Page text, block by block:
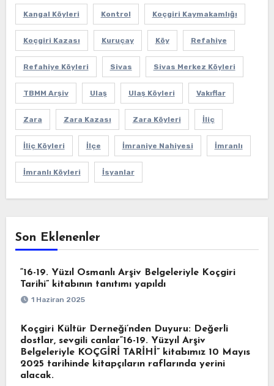
Kangal Köyleri Kontrol Koçgiri Kaymakamlığı
Koçgiri Kazası Kuruçay Köy Refahiye
Refahiye Köyleri Sivas Sivas Merkez Köyleri
TBMM Arşiv Ulaş Ulaş Köyleri Vakıflar
Zara Zara Kazası Zara Köyleri İliç
İliç Köyleri İlçe İmraniye Nahiyesi İmranlı
İmranlı Köyleri İsyanlar
Son Eklenenler
“16-19. Yüzıl Osmanlı Arşiv Belgeleriyle Koçgiri
Tarihi” kitabının tanıtımı yapıldı
1 Haziran 2025
Koçgiri Kültür Derneği’nden Duyuru: Değerli
dostlar, sevgili canlar“16-19. Yüzyıl Arşiv
Belgeleriyle KOÇGİRİ TARİHİ” kitabımız 10 Mayıs
2025 tarihinde kitapçıların raflarında yerini
alacak.